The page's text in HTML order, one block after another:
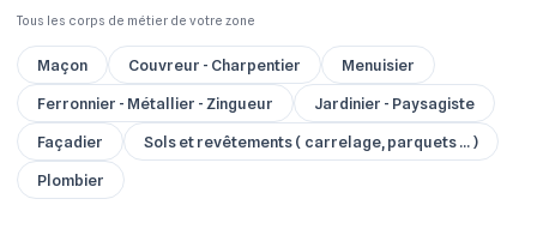
Tous les corps de métier de votre zone
Maçon Couvreur - Charpentier
Menuisier
Ferronnier - Métallier - Zingueur
Jardinier - Paysagiste
Façadier
Sols et revêtements ( carrelage, parquets ... )
Plombier